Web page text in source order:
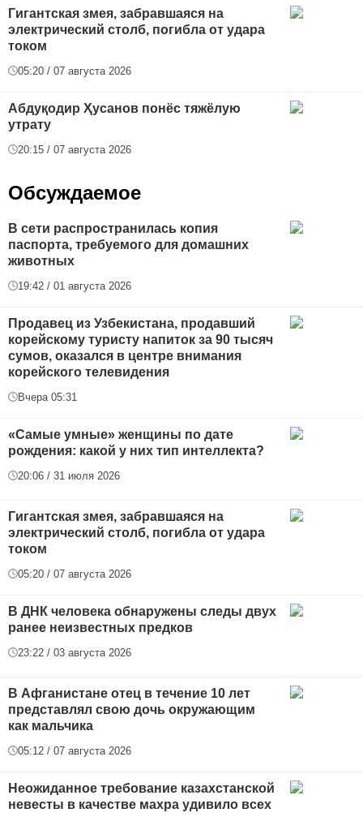
Гигантская змея, забравшаяся на
электрический столб, погибла от удара
током
05:20 / 07 августа 2026
Абдуқодир Ҳусанов понёс тяжёлую
утрату
20:15 / 07 августа 2026
Обсуждаемое
В сети распространилась копия
паспорта, требуемого для домашних
животных
19:42 / 01 августа 2026
Продавец из Узбекистана, продавший
корейскому туристу напиток за 90 тысяч
сумов, оказался в центре внимания
корейского телевидения
Вчера 05:31
«Самые умные» женщины по дате
рождения: какой у них тип интеллекта?
20:06 / 31 июля 2026
Гигантская змея, забравшаяся на
электрический столб, погибла от удара
током
05:20 / 07 августа 2026
В ДНК человека обнаружены следы двух
ранее неизвестных предков
23:22 / 03 августа 2026
В Афганистане отец в течение 10 лет
представлял свою дочь окружающим
как мальчика
05:12 / 07 августа 2026
Неожиданное требование казахстанской
невесты в качестве махра удивило всех